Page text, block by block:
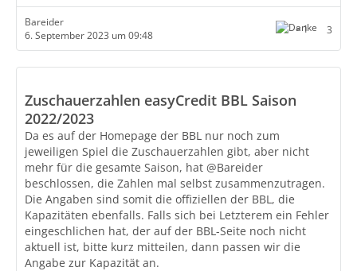
Bareider
6. September 2023 um 09:48
1 3
Zuschauerzahlen easyCredit BBL Saison
2022/2023
Da es auf der Homepage der BBL nur noch zum
jeweiligen Spiel die Zuschauerzahlen gibt, aber nicht
mehr für die gesamte Saison, hat @Bareider
beschlossen, die Zahlen mal selbst zusammenzutragen.
Die Angaben sind somit die offiziellen der BBL, die
Kapazitäten ebenfalls. Falls sich bei Letzterem ein Fehler
eingeschlichen hat, der auf der BBL-Seite noch nicht
aktuell ist, bitte kurz mitteilen, dann passen wir die
Angabe zur Kapazität an.